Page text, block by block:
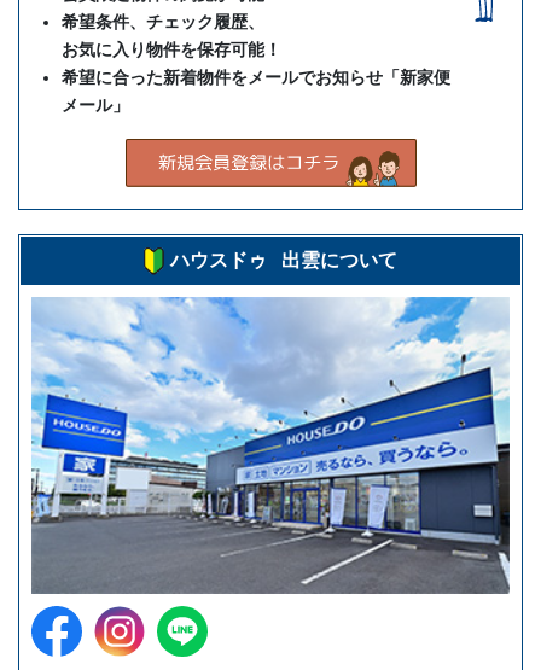
希望条件、チェック履歴、
お気に入り物件を保存可能！
希望に合った新着物件をメールでお知らせ「新家便
メール」
ハウスドゥ 出雲について